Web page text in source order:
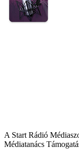
A Start Rádió
Médiatanács